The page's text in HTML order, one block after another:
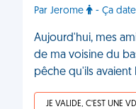
Par Jerome - Ça
Aujourd'hui, mes
de ma voisine du
pêche qu'ils avaient
JE VALIDE, C'EST UNE